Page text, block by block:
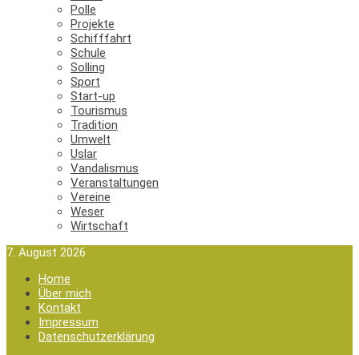
Polle
Projekte
Schifffahrt
Schule
Solling
Sport
Start-up
Tourismus
Tradition
Umwelt
Uslar
Vandalismus
Veranstaltungen
Vereine
Weser
Wirtschaft
7. August 2026
Home
Über mich
Kontakt
Impressum
Datenschutzerklärung